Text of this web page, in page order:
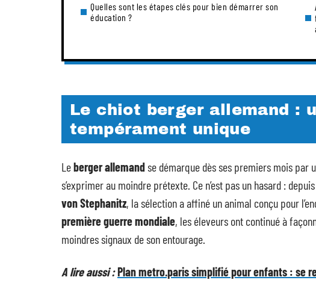
Quelles sont les étapes clés pour bien démarrer son
éducation ?
Le chiot berger allemand :
tempérament unique
Leberger allemandse démarque dès ses premiers mois par
s’exprimer au moindre prétexte. Ce n’est pas un hasard :
von Stephanitz, la sélection a affiné un animal conçu pour
première guerre mondiale, les éleveurs ont continué à
moindres signaux de son entourage.
A lire aussi :Plan metro.paris simplifié pour enfants : se